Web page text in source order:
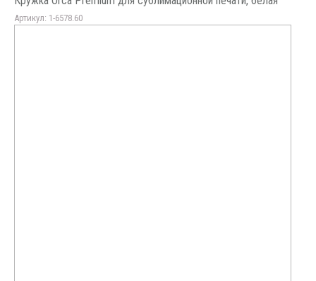
Артикул: 1-6578.60